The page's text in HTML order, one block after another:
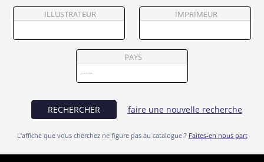
Vendre
ILLUSTRATEUR IMPRIMEUR
PAYS
RECHERCHER faire une nouvelle recherche
L’affiche que vous cherchez ne figure pas au catalogue ? Faites-en nous part